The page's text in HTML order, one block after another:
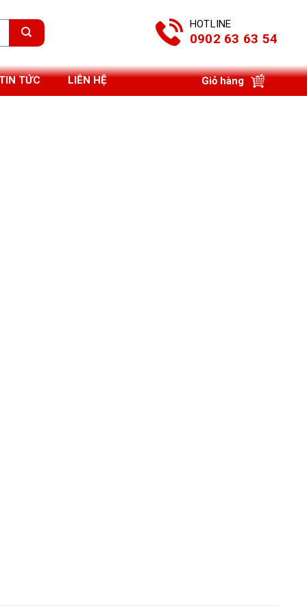
HOTLINE
0902 63 63 54
TỨC LIÊN HỆ Giỏ hàng